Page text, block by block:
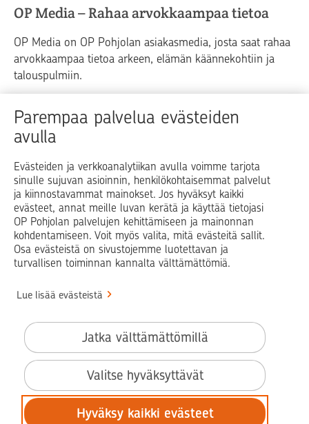
Parempaa palvelua evästeiden
avulla
Evästeiden ja verkkoanalytiikan avulla voimme tarjota
sinulle sujuvan asioinnin, henkilökohtaisemmat palvelut
ja kiinnostavammat mainokset. Jos hyväksyt kaikki
evästeet, annat meille luvan kerätä ja käyttää tietojasi
OP Pohjolan palvelujen kehittämiseen ja mainonnan
kohdentamiseen. Voit myös valita, mitä evästeitä sallit.
Osa evästeistä on sivustojemme luotettavan ja
turvallisen toiminnan kannalta välttämättömiä.
Lue lisää evästeistä
Hyväksy kaikki evästeet
Valitse hyväksyttävät
Jatka välttämättömillä
OP Media – Rahaa arvokkaampaa tietoa
OP Media on OP Pohjolan asiakasmedia, josta saat rahaa
arvokkaampaa tietoa arkeen, elämän käännekohtiin ja
talouspulmiin.
Raha Elämä
Yrityselämä
Blogit ja puheenvuorot
Op.fi OP Koti Pohjola Vahinkoapu
Facebook
X LinkedInInstagram
Käyttöehdot
Saavutettavuusseloste
Evästeiden käyttö
Tilaa uutiskirje
Tietosuoja